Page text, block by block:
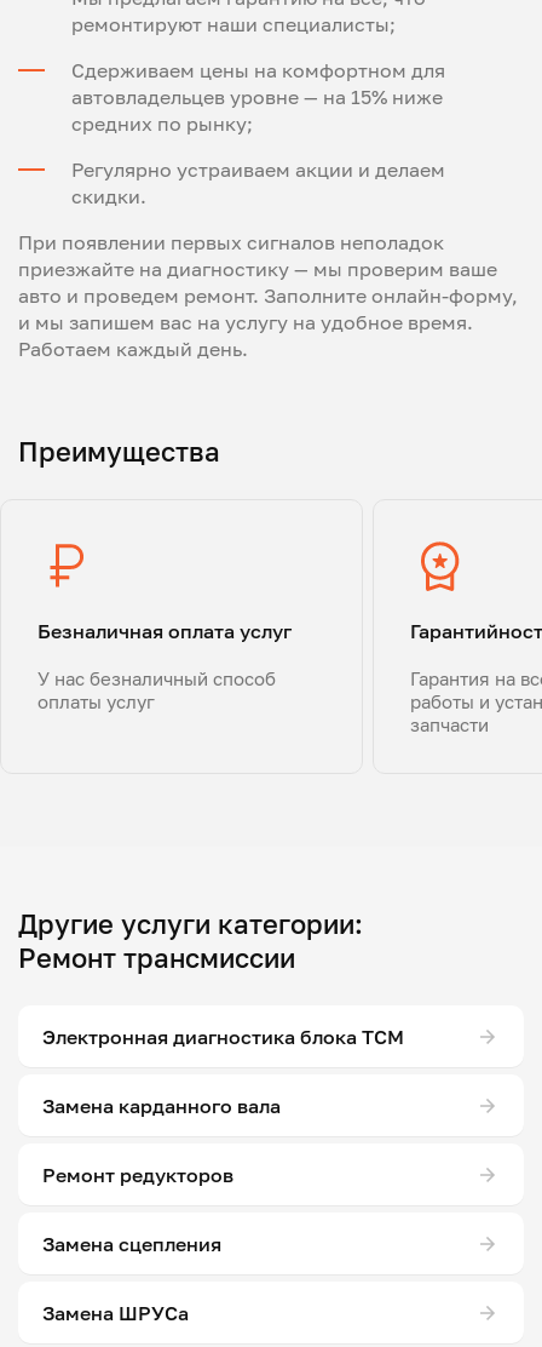
ремонтируют наши специалисты;
Сдерживаем цены на комфортном для
автовладельцев уровне — на 15% ниже
средних по рынку;
Регулярно устраиваем акции и делаем
скидки.
При появлении первых сигналов неполадок
приезжайте на диагностику — мы проверим ваше
авто и проведем ремонт. Заполните онлайн-форму,
и мы запишем вас на услугу на удобное время.
Работаем каждый день.
Преимущества
Безналичная оплата услуг
У нас безналичный способ
оплаты услуг
Гарантия на
работы и
запчасти
Другие услуги категории:
Ремонт трансмиссии
Электронная диагностика блока ТСМ
Замена карданного вала
Ремонт редукторов
Замена сцепления
Замена ШРУСа